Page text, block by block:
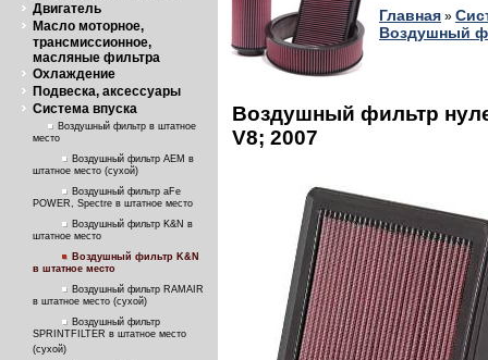
Двигатель
Масло моторное,
трансмиссионное,
масляные фильтра
Охлаждение
Подвеска, аксессуары
Система впуска
Воздушный фильтр в штатное
место
Воздушный фильтр AEM в
штатное место (сухой)
Воздушный фильтр aFe
POWER, Spectre в штатное место
Воздушный фильтр K&N в
штатное место
Воздушный фильтр K&N
в штатное место
Воздушный фильтр RAMAIR
в штатное место (сухой)
Воздушный фильтр
SPRINTFILTER в штатное место
(сухой)
Главная »
Воздушный
Воздушный фильтр
V8; 2007